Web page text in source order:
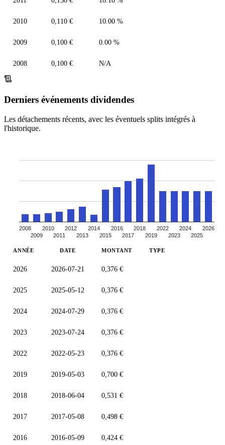
2010 0,110 € 10.00 %
2009 0,100 € 0.00 %
2008 0,100 € N/A
Derniers événements dividendes
Les détachements récents, avec les éventuels splits intégrés à
l'historique.
2008
2009
2010
2011
2012
2013
2014
2015
2016
2017
2018
2019
2022
2023
2024
2025
2026
ANNÉE DATE MONTANT TYPE
2026 2026-07-21 0,376 €
2025 2025-05-12 0,376 €
2024 2024-07-29 0,376 €
2023 2023-07-24 0,376 €
2022 2022-05-23 0,376 €
2019 2019-05-03 0,700 €
2018 2018-06-04 0,531 €
2017 2017-05-08 0,498 €
2016 2016-05-09 0,424 €